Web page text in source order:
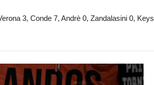
3, Conde 7, Andrè 0, Zandalasini 0, Keys